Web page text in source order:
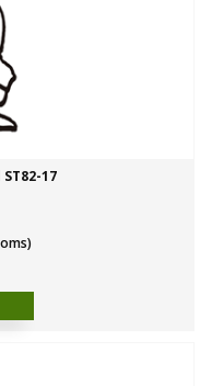
17